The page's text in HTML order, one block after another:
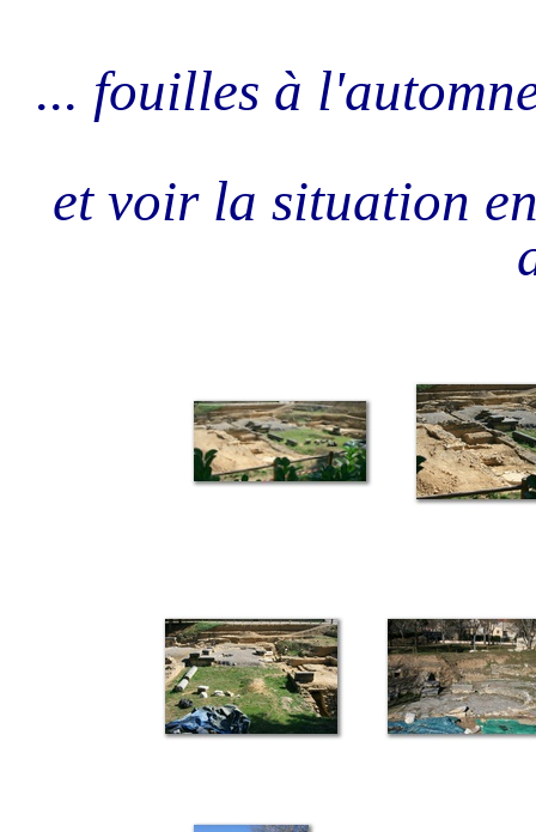
... fouilles à
et voir la situation